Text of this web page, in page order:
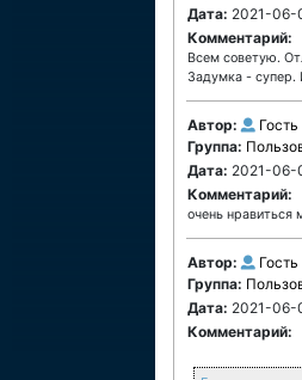
Дата: 2021-06-
Комментарий:
Всем советую.
Задумка - супер.
Автор:
Гость
Группа:
Дата: 2021-06-
Комментарий:
очень нравиться
Автор:
Гость
Группа:
Дата: 2021-06-
Комментарий: